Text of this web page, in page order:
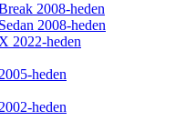
2008-heden
2008-heden
2022-heden
heden
heden